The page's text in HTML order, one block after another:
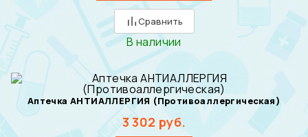
Сравнить
В наличии
Аптечка АНТИАЛЛЕРГИЯ (Противоаллергическая)
3 302 руб.